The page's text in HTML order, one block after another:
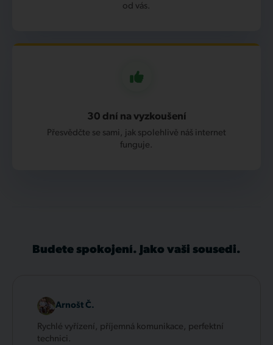
od vás.
30 dní na vyzkoušení
Přesvědčte se sami, jak spolehlivě náš internet
funguje.
Budete spokojení. Jako vaši sousedi.
Arnošt Č.
Rychlé vyřízení, příjemná komunikace, perfektní
technici.